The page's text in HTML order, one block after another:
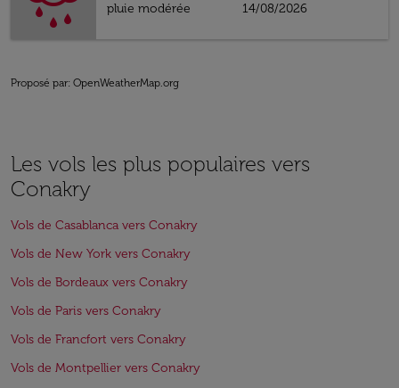
pluie modérée
14/08/2026
Proposé par: OpenWeatherMap.org
Les vols les plus populaires vers
Conakry
Vols de Casablanca vers Conakry
Vols de New York vers Conakry
Vols de Bordeaux vers Conakry
Vols de Paris vers Conakry
Vols de Francfort vers Conakry
Vols de Montpellier vers Conakry